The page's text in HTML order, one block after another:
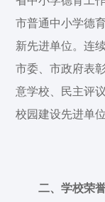
市普通中小学德
新先进单位。连
市委、市政府表
意学校、民主评
校园建设先进单
二、学校荣